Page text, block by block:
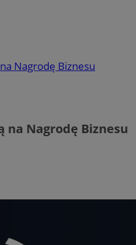
Nagrodę Biznesu
na Nagrodę Biznesu